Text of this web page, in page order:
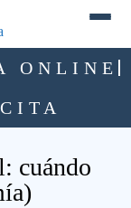
ONLINE
cuándo